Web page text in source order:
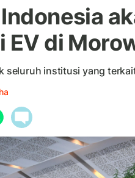
EV di
seluruh institusi yang